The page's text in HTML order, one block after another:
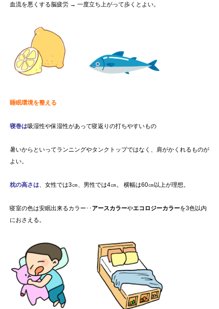
血流を悪くする脳疲労 → 一度立ち上がって歩くとよい。
睡眠環境を整える
寝巻は吸湿性や保湿性があって寝返りの打ちやすいもの
暑いからといってランニングやタンクトップではなく、肩がかくれるものが
よい。
枕の高さは 、女性では3㎝、男性では4㎝。 横幅は60㎝以上が理想。
寝室の色は安眠出来るカラー･ ･ アースカラーやエコロジーカラーを3色以内
におさえる。